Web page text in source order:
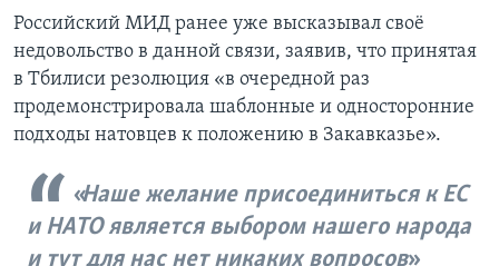
Российский МИД ранее уже высказывал своё
недовольство в данной связи, заявив, что принятая
в Тбилиси резолюция «в очередной раз
продемонстрировала шаблонные и односторонние
подходы натовцев к положению в Закавказье».
Наше желание присоединиться к ЕС
и НАТО является выбором нашего народа
и тут для нас нет никаких вопросов